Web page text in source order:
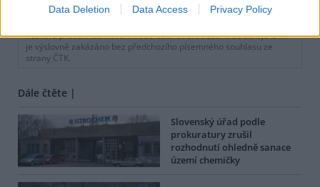
Data Deletion Data Access Privacy Policy
veškerá práva. Publikování nebo další šíření obsahu ze zdrojů ČTK
je výslovně zakázáno bez předchozího písemného souhlasu ze
strany ČTK.
Dále čtěte |
Slovenský úřad podle
prokuratury zrušil
rozhodnutí ohledně sanace
území chemičky